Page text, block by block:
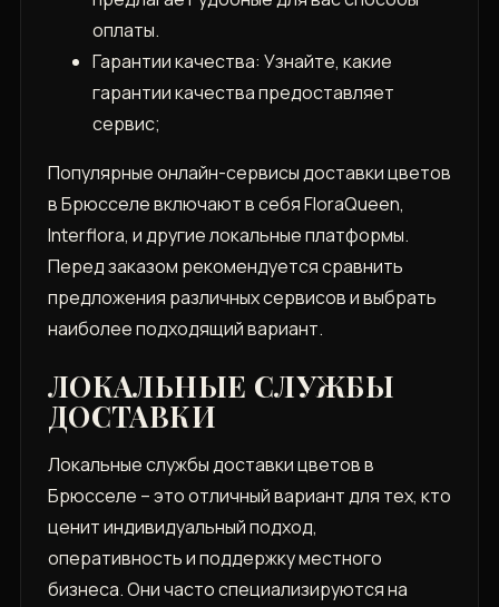
оплаты.
Гарантии качества: Узнайте, какие
гарантии качества предоставляет
сервис;
Популярные онлайн-сервисы доставки цветов
в Брюсселе включают в себя FloraQueen,
Interflora, и другие локальные платформы.
Перед заказом рекомендуется сравнить
предложения различных сервисов и выбрать
наиболее подходящий вариант.
ЛОКАЛЬНЫЕ СЛУЖБЫ
ДОСТАВКИ
Локальные службы доставки цветов в
Брюсселе – это отличный вариант для тех, кто
ценит индивидуальный подход,
оперативность и поддержку местного
бизнеса. Они часто специализируются на